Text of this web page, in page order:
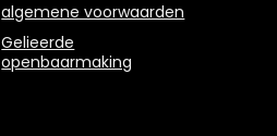
algemene voorwaarden
Gelieerde
openbaarmaking